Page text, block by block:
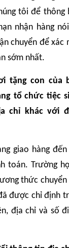
tôi để thông
nhận hàng
chuyển để xác
sớm nhất.
tặng con của
tổ chức tiệc
chỉ khác với
giao hàng
toán. Trường
thức chuyển
được chỉ định
địa chỉ và số